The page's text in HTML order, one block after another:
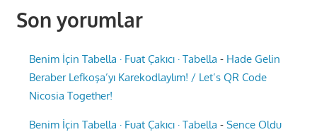
Son yorumlar
Benim İçin Tabella · Fuat Çakıcı · Tabella - Hade Gelin
Beraber Lefkoşa’yı Karekodlaylım! / Let’s QR Code
Nicosia Together!
Benim İçin Tabella · Fuat Çakıcı · Tabella -Sence Oldu